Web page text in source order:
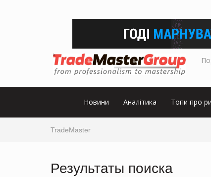
Новини Аналітика Топи про
TradeMaster
Результаты поиска